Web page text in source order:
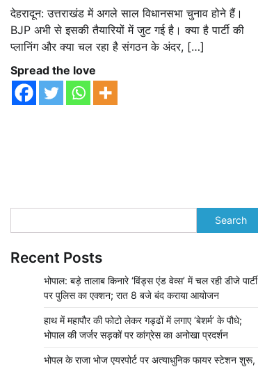
देहरादून: उत्तराखंड में अगले साल विधानसभा चुनाव होने हैं।
BJP अभी से इसकी तैयारियों में जुट गई है। क्या है पार्टी की
प्लानिंग और क्या चल रहा है संगठन के अंदर, […]
Spread the love
Search
Recent Posts
भोपाल: बड़े तालाब किनारे ‘विंड्स एंड वेव्स’ में चल रही डीजे पार्टी
पर पुलिस का एक्शन; रात 8 बजे बंद कराया आयोजन
हाथ में महापौर की फोटो लेकर गड्ढों में लगाए ‘बेशर्म’ के पौधे;
भोपाल की जर्जर सड़कों पर कांग्रेस का अनोखा प्रदर्शन
भोपल के राजा भोज एयरपोर्ट पर अत्याधुनिक फायर स्टेशन शुरू,